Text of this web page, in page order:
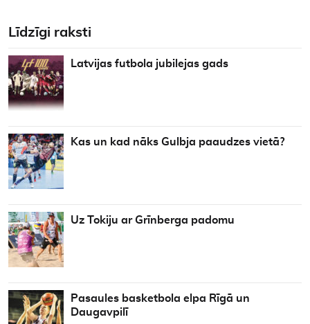
Līdzīgi raksti
Latvijas futbola jubilejas gads
Kas un kad nāks Gulbja paaudzes vietā?
Uz Tokiju ar Grīnberga padomu
Pasaules basketbola elpa Rīgā un
Daugavpilī